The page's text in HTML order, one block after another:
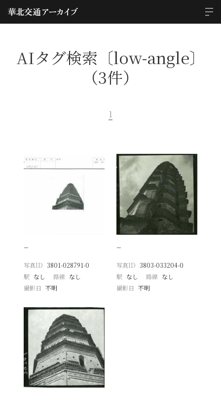
AIタグ検索〔low-angle〕
（3件）
1
−
写真ID 3801-028791-0
駅 なし 路線 なし
撮影日
不明
−
写真ID 3803-033204-0
駅 なし 路線 なし
撮影日 不明